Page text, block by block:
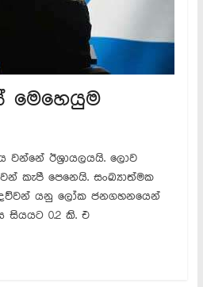
මෙහෙයුම
වන්නේ ඊශ්‍රායලයයි. ලොව
කැපී පෙනෙයි. සංඛ්‍යාත්මක
යනු ලෝක ජනගහනයෙන්
සියයට 0.2 කි. එ